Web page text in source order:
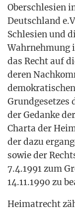
Ober­schle­si­en
Deutsch­land
Schle­si­en und
Wahr­neh­mung
das Recht auf
deren
Grund­ge­set­zes
der Gedan­ke
Char­ta der
der dazu
sowie der
7.4.1991 zum
14.11.1990 zu
Hei­mat­recht